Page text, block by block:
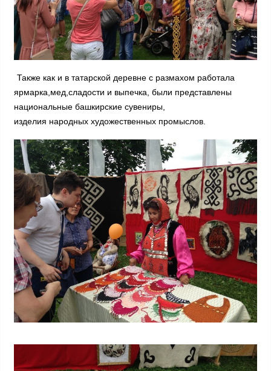
Также как и в татарской деревне с размахом работала
ярмарка,мед,сладости и выпечка, были представлены
национальные башкирские сувениры,
изделия народных художественных промыслов.